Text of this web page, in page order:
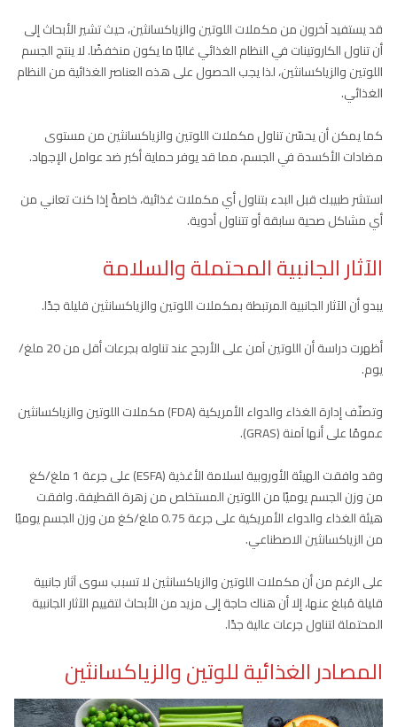
قد يستفيد آخرون من مكملات اللوتين والزياكسانثين، حيث تشير الأبحاث إلى
أن تناول الكاروتينات في النظام الغذائي غالبًا ما يكون منخفضًا. لا ينتج الجسم
اللوتين والزياكسانثين، لذا يجب الحصول على هذه العناصر الغذائية من النظام
الغذائي.
كما يمكن أن يحسّن تناول مكملات اللوتين والزياكسانثين من مستوى
مضادات الأكسدة في الجسم، مما قد يوفر حماية أكبر ضد عوامل الإجهاد.
استشر طبيبك قبل البدء بتناول أي مكملات غذائية، خاصةً إذا كنت تعاني من
أي مشاكل صحية سابقة أو تتناول أدوية.
الآثار الجانبية المحتملة والسلامة
يبدو أن الآثار الجانبية المرتبطة بمكملات اللوتين والزياكسانثين قليلة جدًا.
أظهرت دراسة أن اللوتين آمن على الأرجح عند تناوله بجرعات أقل من 20 ملغ/
يوم.
وتصنّف إدارة الغذاء والدواء الأمريكية (FDA) مكملات اللوتين والزياكسانثين
عمومًا على أنها آمنة (GRAS).
وقد وافقت الهيئة الأوروبية لسلامة الأغذية (ESFA) على جرعة 1 ملغ/كغ
من وزن الجسم يوميًا من اللوتين المستخلص من زهرة القطيفة. وافقت
هيئة الغذاء والدواء الأمريكية على جرعة 0.75 ملغ/كغ من وزن الجسم يوميًا
من الزياكسانثين الاصطناعي.
على الرغم من أن مكملات اللوتين والزياكسانثين لا تسبب سوى آثار جانبية
قليلة مُبلغ عنها، إلا أن هناك حاجة إلى مزيد من الأبحاث لتقييم الآثار الجانبية
المحتملة لتناول جرعات عالية جدًا.
المصادر الغذائية للوتين والزياكسانثين